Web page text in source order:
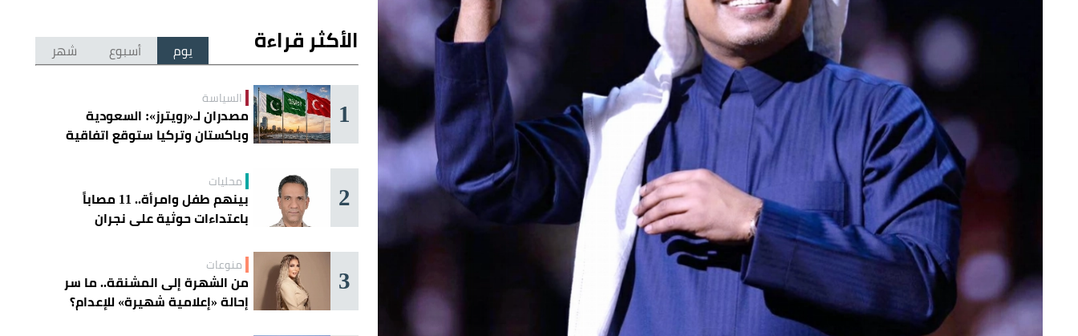
الأكثر قراءة يوم أسبوع شهر
1 السياسة
مصدران لـ«رويترز»: السعودية
وباكستان وتركيا ستوقع اتفاقية
2 محليات
بينهم طفل وامرأة.. 11 مصاباً
باعتداءات حوثية على نجران
3 منوعات
من الشهرة إلى المشنقة.. ما سر
إحالة «إعلامية شهيرة» للإعدام؟